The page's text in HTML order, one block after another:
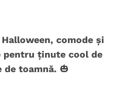
comode și
pentru ținute cool de
de toamnă. 🎃